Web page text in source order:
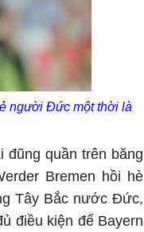
người Đức một thời là
đũng quần trên băng
Bremen hồi hè
Tây Bắc nước Đức,
điều kiện để Bayern